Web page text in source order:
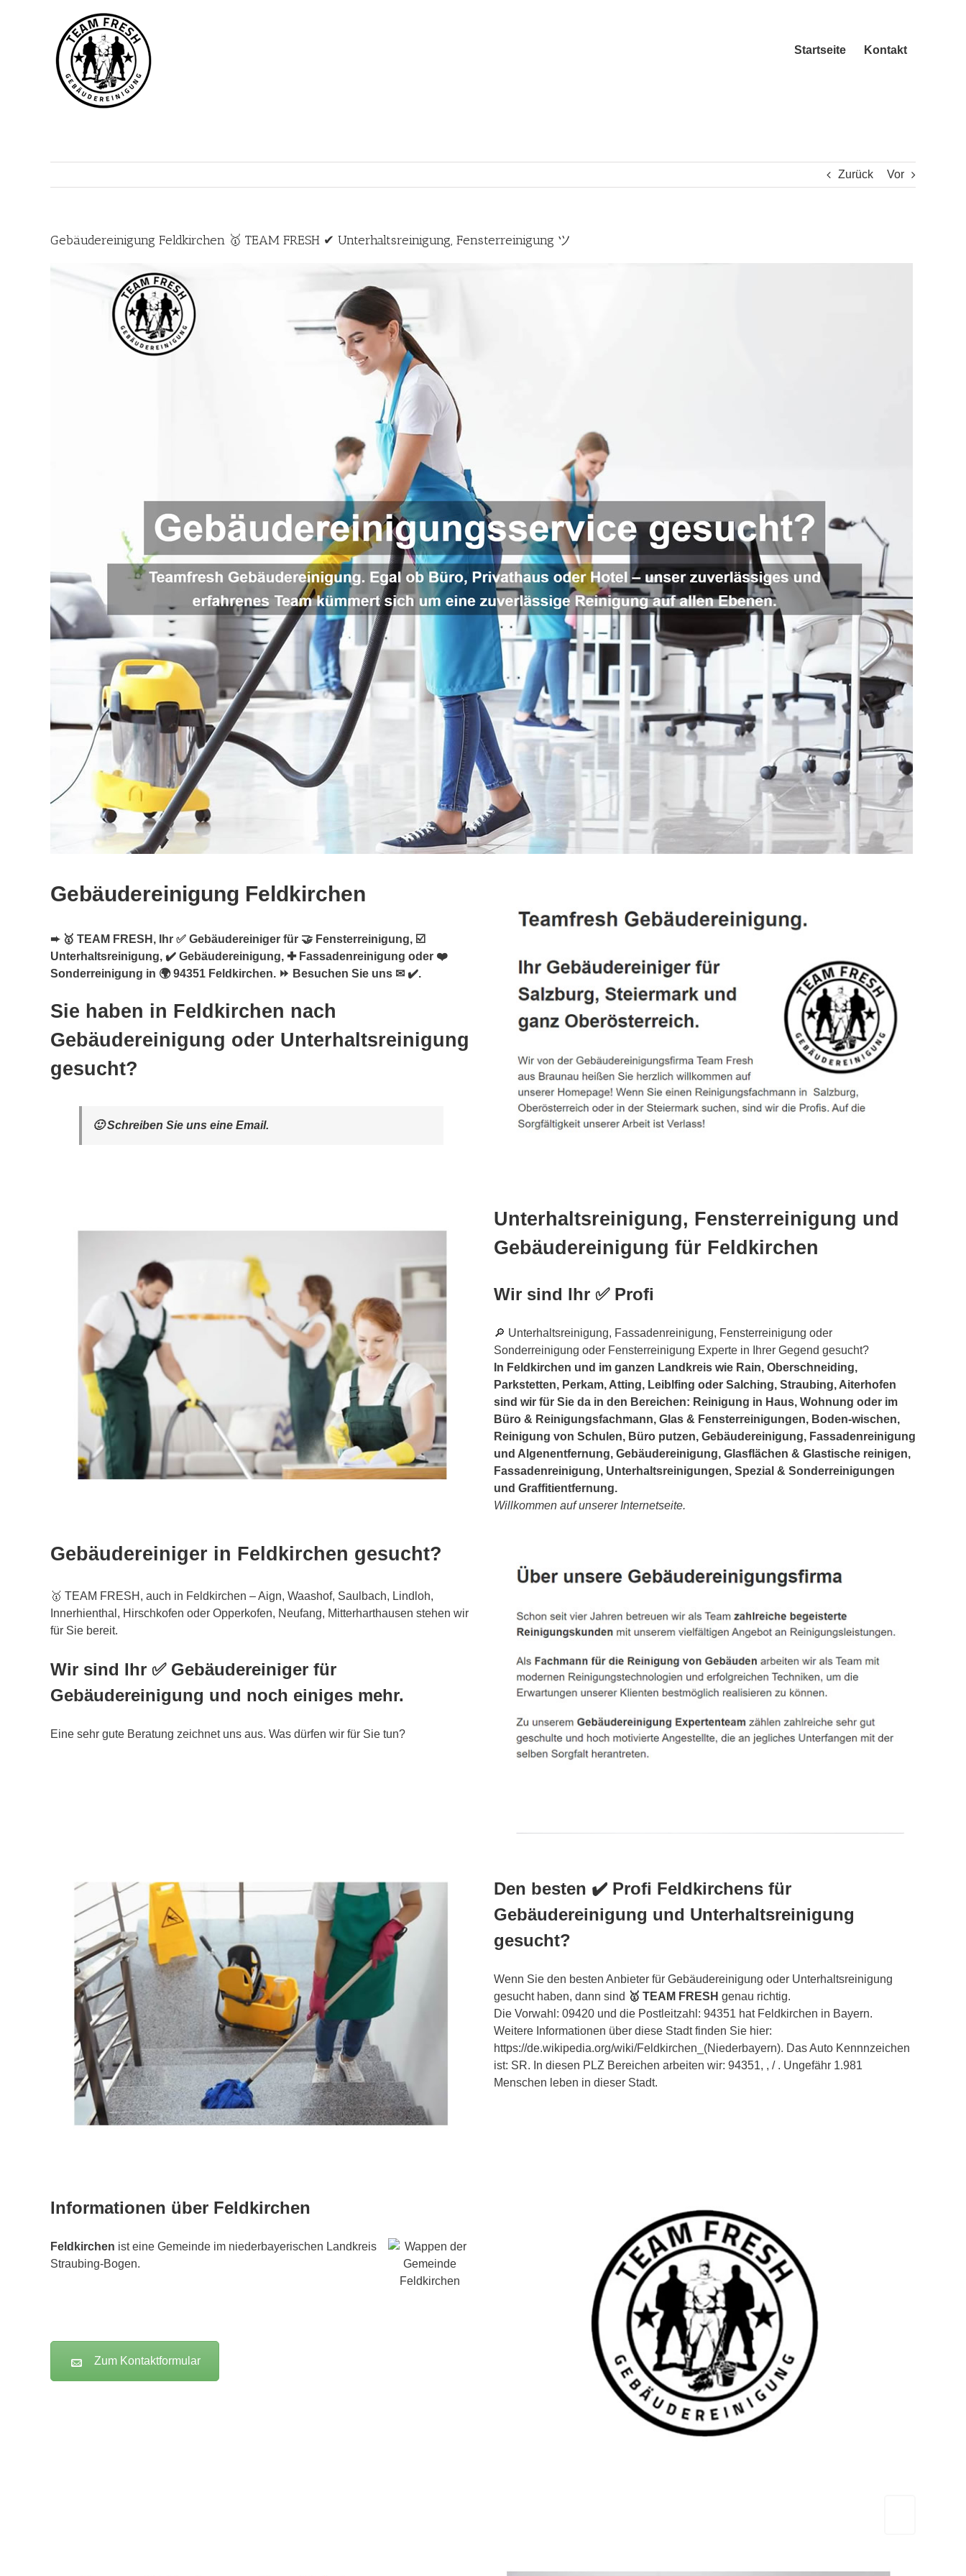
Startseite Kontakt
Zurück Vor
Gebäudereinigung Feldkirchen 🥇 TEAM FRESH ✔ Unterhaltsreinigung, Fensterreinigung ツ
Gebäudereinigung Feldkirchen
➨ 🥇 TEAM FRESH, Ihr ✅ Gebäudereiniger für 🤝 Fensterreinigung, ☑️
Unterhaltsreinigung, ✔️ Gebäudereinigung, ✚ Fassadenreinigung oder ❤️
Sonderreinigung in 🌍 94351 Feldkirchen. ⏩ Besuchen Sie uns ✉ ✔️.
Sie haben in Feldkirchen nach
Gebäudereinigung oder Unterhaltsreinigung
gesucht?
🙂 Schreiben Sie uns eine Email.
Unterhaltsreinigung, Fensterreinigung und
Gebäudereinigung für Feldkirchen
Wir sind Ihr ✅ Profi
🔎 Unterhaltsreinigung, Fassadenreinigung, Fensterreinigung oder
Sonderreinigung oder Fensterreinigung Experte in Ihrer Gegend gesucht?
In Feldkirchen und im ganzen Landkreis wie Rain, Oberschneiding,
Parkstetten, Perkam, Atting, Leiblfing oder Salching, Straubing, Aiterhofen
sind wir für Sie da in den Bereichen: Reinigung in Haus, Wohnung oder im
Büro & Reinigungsfachmann, Glas & Fensterreinigungen, Boden-wischen,
Reinigung von Schulen, Büro putzen, Gebäudereinigung, Fassadenreinigung
und Algenentfernung, Gebäudereinigung, Glasflächen & Glastische reinigen,
Fassadenreinigung, Unterhaltsreinigungen, Spezial & Sonderreinigungen
und Graffitientfernung.
Willkommen auf unserer Internetseite.
Gebäudereiniger in Feldkirchen gesucht?
🥇 TEAM FRESH, auch in Feldkirchen – Aign, Waashof, Saulbach, Lindloh,
Innerhienthal, Hirschkofen oder Opperkofen, Neufang, Mitterharthausen stehen wir
für Sie bereit.
Wir sind Ihr ✅ Gebäudereiniger für
Gebäudereinigung und noch einiges mehr.
Eine sehr gute Beratung zeichnet uns aus. Was dürfen wir für Sie tun?
Den besten ✔️ Profi Feldkirchens für
Gebäudereinigung und Unterhaltsreinigung
gesucht?
Wenn Sie den besten Anbieter für Gebäudereinigung oder Unterhaltsreinigung
gesucht haben, dann sind 🥇 TEAM FRESH genau richtig.
Die Vorwahl: 09420 und die Postleitzahl: 94351 hat Feldkirchen in Bayern.
Weitere Informationen über diese Stadt finden Sie hier:
https://de.wikipedia.org/wiki/Feldkirchen_(Niederbayern). Das Auto Kennnzeichen
ist: SR. In diesen PLZ Bereichen arbeiten wir: 94351, , / . Ungefähr 1.981
Menschen leben in dieser Stadt.
Informationen über Feldkirchen
Feldkirchen ist eine Gemeinde im niederbayerischen Landkreis
Straubing-Bogen.
Zum Kontaktformular